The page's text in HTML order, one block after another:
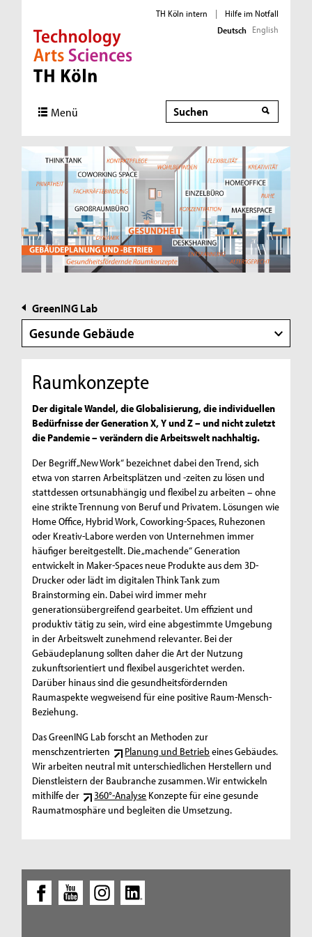
Direkt zur Hauptnavigation
Direkt zur Subnavigation
Direkt zum Inhalt
Direkt zum Fußbereich
TH Köln intern |
Hilfe im Notfall
Deutsch English
Menü Suche
Suche
GreenING Lab
Gesunde Gebäude
Raumkonzepte
Der digitale Wandel, die Globalisierung, die individuellen
Bedürfnisse der Generation X, Y und Z – und nicht zuletzt
die Pandemie – verändern die Arbeitswelt nachhaltig.
Der Begriff „New Work“ bezeichnet dabei den Trend, sich
etwa von starren Arbeitsplätzen und -zeiten zu lösen und
stattdessen ortsunabhängig und flexibel zu arbeiten – ohne
eine strikte Trennung von Beruf und Privatem. Lösungen wie
Home Office, Hybrid Work, Coworking-Spaces, Ruhezonen
oder Kreativ-Labore werden von Unternehmen immer
häufiger bereitgestellt. Die „machende“ Generation
entwickelt in Maker-Spaces neue Produkte aus dem 3D-
Drucker oder lädt im digitalen Think Tank zum
Brainstorming ein. Dabei wird immer mehr
generationsübergreifend gearbeitet. Um effizient und
produktiv tätig zu sein, wird eine abgestimmte Umgebung
in der Arbeitswelt zunehmend relevanter. Bei der
Gebäudeplanung sollten daher die Art der Nutzung
zukunftsorientiert und flexibel ausgerichtet werden.
Darüber hinaus sind die gesundheitsfördernden
Raumaspekte wegweisend für eine positive Raum-Mensch-
Beziehung.
Das GreenING Lab forscht an Methoden zur
menschzentrierten
Planung und Betriebeines Gebäudes.
Wir arbeiten neutral mit unterschiedlichen Herstellern und
Dienstleistern der Baubranche zusammen. Wir entwickeln
mithilfe der
360°-Analyse Konzepte für eine gesunde
Raumatmosphäre und begleiten die Umsetzung.